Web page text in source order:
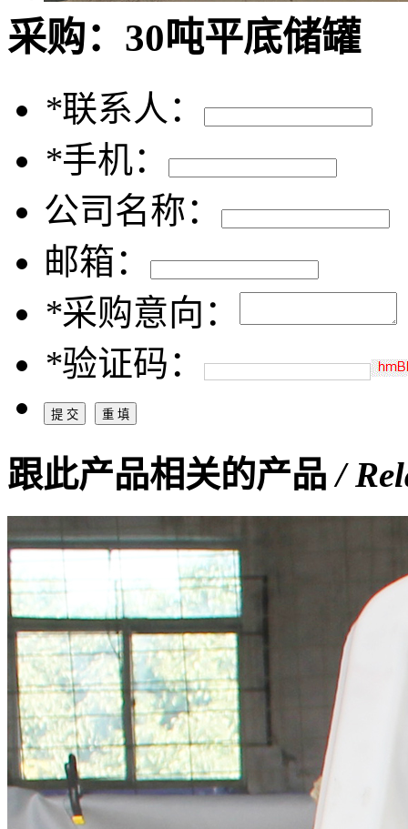
采购： 30吨平底储罐
*联系人：
*手机：
公司名称：
邮箱：
*采购意向：
*验证码：
跟此产品相关的产品/